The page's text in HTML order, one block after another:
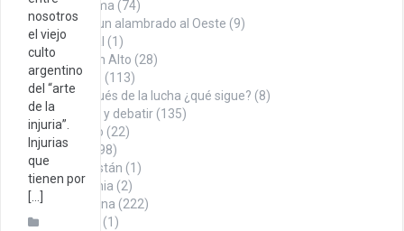
nosotros
el viejo
culto
argentino
del “arte
de la
injuria”.
Injurias
que
tienen por
[…]
Con firma (74)
Desde un alambrado al Oeste (9)
Editorial
(1)
Puño en Alto (28)
Tábano
(113)
Y después de la lucha ¿qué sigue? (8)
Para pensar y debatir (135)
Sindicalismo (22)
Territorio
(498)
Afganistán (1)
Alemania (2)
Argentina (222)
(1)